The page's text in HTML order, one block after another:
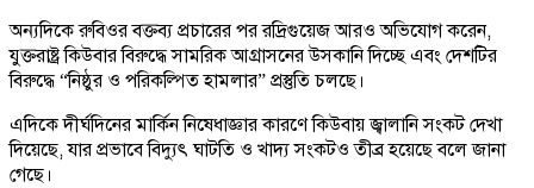
অন্যদিকে রুবিওর বক্তব্য প্রচারের পর রদ্রিগুয়েজ আরও অভিযোগ করেন,
যুক্তরাষ্ট্র কিউবার বিরুদ্ধে সামরিক আগ্রাসনের উসকানি দিচ্ছে এবং দেশটির
বিরুদ্ধে “নিষ্ঠুর ও পরিকল্পিত হামলার” প্রস্তুতি চলছে।
এদিকে দীর্ঘদিনের মার্কিন নিষেধাজ্ঞার কারণে কিউবায় জ্বালানি সংকট দেখা
দিয়েছে, যার প্রভাবে বিদ্যুৎ ঘাটতি ও খাদ্য সংকটও তীব্র হয়েছে বলে জানা
গেছে।